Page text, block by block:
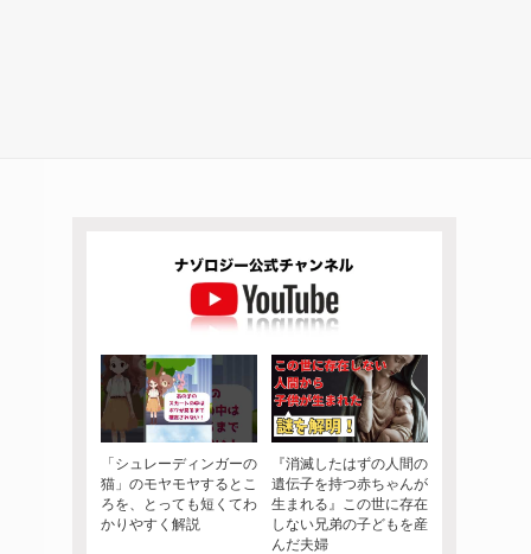
「シュレーディンガーの
猫」のモヤモヤするとこ
ろを、とっても短くてわ
かりやすく解説
『消滅したはずの人間の
遺伝子を持つ赤ちゃんが
生まれる』この世に存在
しない兄弟の子どもを産
んだ夫婦